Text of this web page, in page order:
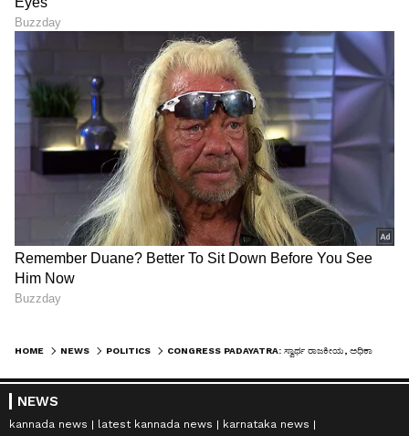
HOME NEWS POLITICS
NEWS
kannada news latest kannada news
karnataka news